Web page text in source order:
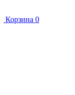
Корзина 0